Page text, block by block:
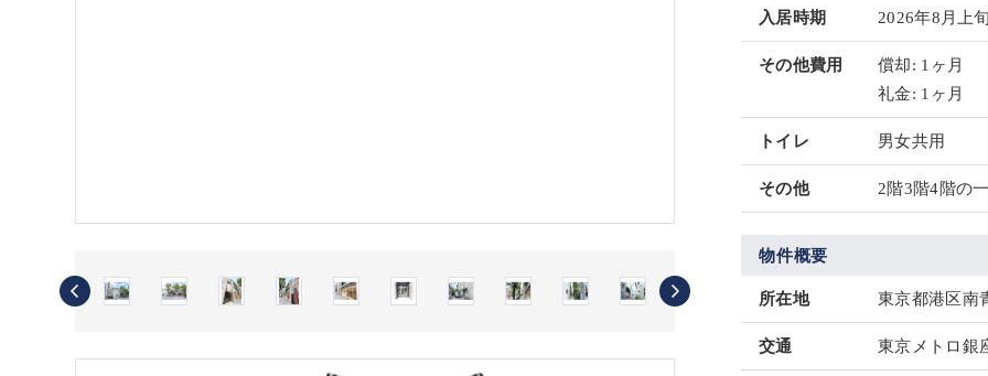
入居時期 2026年8月上旬
その他費用
償却: 1ヶ月
礼金: 1ヶ月
トイレ 男女共用
その他 2階3階4階の
物件概要
所在地 東京都港区南
交通 東京メトロ銀